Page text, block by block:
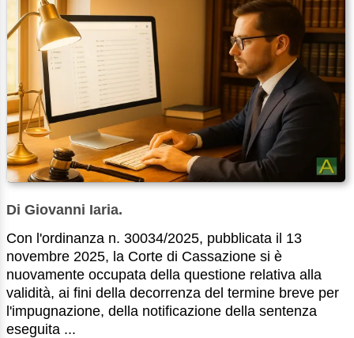
Di Giovanni Iaria.
Con l'ordinanza n. 30034/2025, pubblicata il 13
novembre 2025, la Corte di Cassazione si è
nuovamente occupata della questione relativa alla
validità, ai fini della decorrenza del termine breve per
l'impugnazione, della notificazione della sentenza
eseguita ...